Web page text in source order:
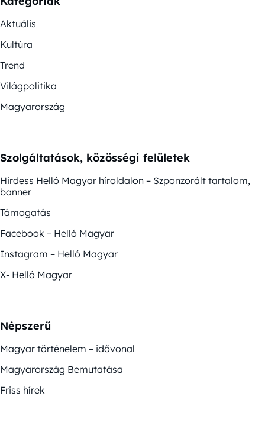
Aktuális
Kultúra
Trend
Világpolitika
Magyarország
Szolgáltatások, közösségi felületek
Hirdess Helló Magyar híroldalon – Szponzorált tartalom,
banner
Támogatás
Facebook – Helló Magyar
Instagram – Helló Magyar
X- Helló Magyar
Népszerű
Magyar történelem – idővonal
Magyarország Bemutatása
Friss hírek